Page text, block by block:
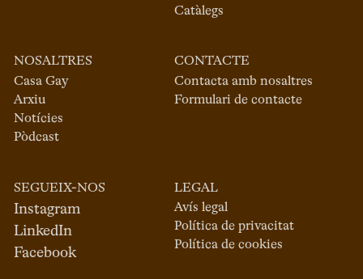
Catàlegs
NOSALTRES
Casa Gay
Arxiu
Notícies
Pòdcast
CONTACTE
Contacta amb nosaltres
Formulari de contacte
SEGUEIX-NOS
Instagram
LinkedIn
Facebook
LEGAL
Avís legal
Política de privacitat
Política de cookies